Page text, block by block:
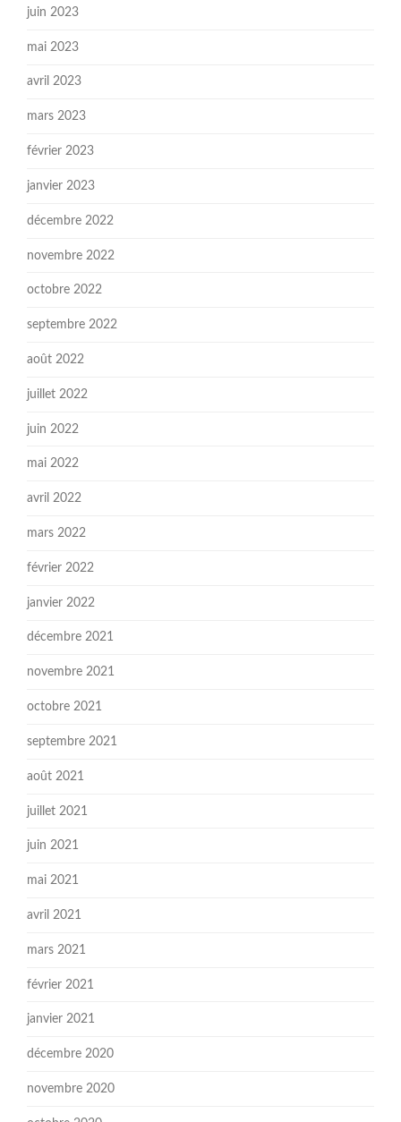
juin 2023
mai 2023
avril 2023
mars 2023
février 2023
janvier 2023
décembre 2022
novembre 2022
octobre 2022
septembre 2022
août 2022
juillet 2022
juin 2022
mai 2022
avril 2022
mars 2022
février 2022
janvier 2022
décembre 2021
novembre 2021
octobre 2021
septembre 2021
août 2021
juillet 2021
juin 2021
mai 2021
avril 2021
mars 2021
février 2021
janvier 2021
décembre 2020
novembre 2020